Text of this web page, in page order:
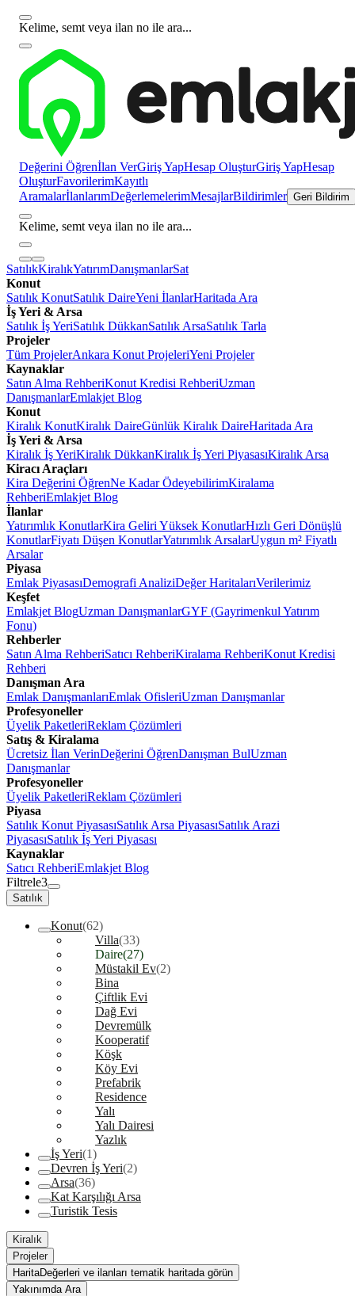
Kelime, semt veya ilan no ile ara...
Değerini Öğrenİlan VerGiriş YapHesap OluşturGiriş YapHesap
OluşturFavorilerimKayıtlı
AramalarİlanlarımDeğerlemelerimMesajlarBildirimler Geri Bildirim
Kelime, semt veya ilan no ile ara...
SatılıkKiralıkYatırımDanışmanlarSat
Konut
Satılık KonutSatılık DaireYeni İlanlarHaritada Ara
İş Yeri & Arsa
Satılık İş YeriSatılık DükkanSatılık ArsaSatılık Tarla
Projeler
Tüm ProjelerAnkara Konut ProjeleriYeni Projeler
Kaynaklar
Satın Alma RehberiKonut Kredisi RehberiUzman
DanışmanlarEmlakjet Blog
Konut
Kiralık KonutKiralık DaireGünlük Kiralık DaireHaritada Ara
İş Yeri & Arsa
Kiralık İş YeriKiralık DükkanKiralık İş Yeri PiyasasıKiralık Arsa
Kiracı Araçları
Kira Değerini ÖğrenNe Kadar ÖdeyebilirimKiralama
RehberiEmlakjet Blog
İlanlar
Yatırımlık KonutlarKira Geliri Yüksek KonutlarHızlı Geri Dönüşlü
KonutlarFiyatı Düşen KonutlarYatırımlık ArsalarUygun m² Fiyatlı
Arsalar
Piyasa
Emlak PiyasasıDemografi AnaliziDeğer HaritalarıVerilerimiz
Keşfet
Emlakjet BlogUzman DanışmanlarGYF (Gayrimenkul Yatırım
Fonu)
Rehberler
Satın Alma RehberiSatıcı RehberiKiralama RehberiKonut Kredisi
Rehberi
Danışman Ara
Emlak DanışmanlarıEmlak OfisleriUzman Danışmanlar
Profesyoneller
Üyelik PaketleriReklam Çözümleri
Satış & Kiralama
Ücretsiz İlan VerinDeğerini ÖğrenDanışman BulUzman
Danışmanlar
Profesyoneller
Üyelik PaketleriReklam Çözümleri
Piyasa
Satılık Konut PiyasasıSatılık Arsa PiyasasıSatılık Arazi
PiyasasıSatılık İş Yeri Piyasası
Kaynaklar
Satıcı RehberiEmlakjet Blog
Filtrele3
Satılık
Konut(62)
Villa(33)
Daire(27)
Müstakil Ev(2)
Bina
Çiftlik Evi
Dağ Evi
Devremülk
Kooperatif
Köşk
Köy Evi
Prefabrik
Residence
Yalı
Yalı Dairesi
Yazlık
İş Yeri(1)
Devren İş Yeri(2)
Arsa(36)
Kat Karşılığı Arsa
Turistik Tesis
Kiralık
Projeler
HaritaDeğerleri ve ilanları tematik haritada görün
Yakınımda Ara